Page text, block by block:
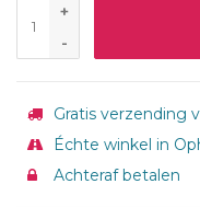
+
-
Gratis verzending
Échte winkel in
Achteraf betalen